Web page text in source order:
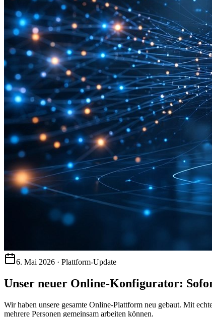
6. Mai 2026 · Plattform-Update
Unser neuer Online-Konfigurator:
Wir haben unsere gesamte Online-Plattform neu gebaut. Mit
mehrere Personen gemeinsam arbeiten können.